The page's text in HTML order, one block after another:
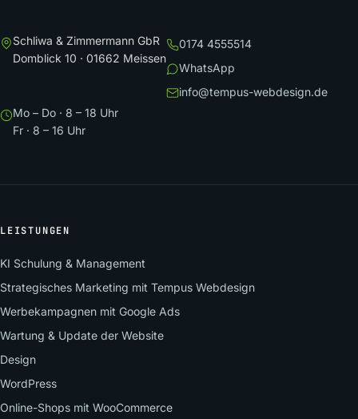
Schliwa & Zimmermann GbR
Domblick 10 · 01662 Meissen
0174 4555514
WhatsApp
info@tempus-webdesign.de
Mo – Do · 8 – 18 Uhr
Fr · 8 – 16 Uhr
LEISTUNGEN
KI Schulung & Management
Strategisches Marketing mit Tempus Webdesign
Werbekampagnen mit Google Ads
Wartung & Update der Website
Design
WordPress
Online-Shops mit WooCommerce